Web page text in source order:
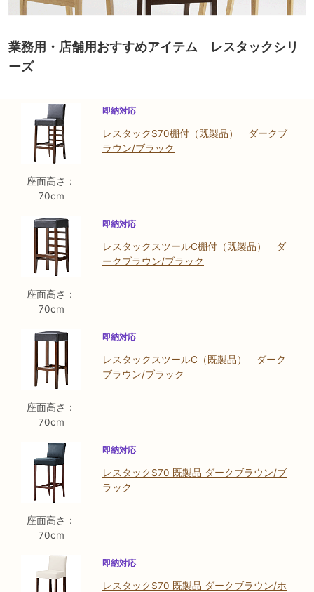
業務用・店舗用おすすめアイテム レスタックシリ
ーズ
座面高さ：
70cm
即納対応
レスタックS70棚付（既製品） ダークブ
ラウン/ブラック
座面高さ：
70cm
即納対応
レスタックスツールC棚付（既製品） ダ
ークブラウン/ブラック
座面高さ：
70cm
即納対応
レスタックスツールC（既製品） ダーク
ブラウン/ブラック
座面高さ：
70cm
即納対応
レスタックS70 既製品 ダークブラウン/ブ
ラック
即納対応
レスタックS70 既製品 ダークブラウン/ホ